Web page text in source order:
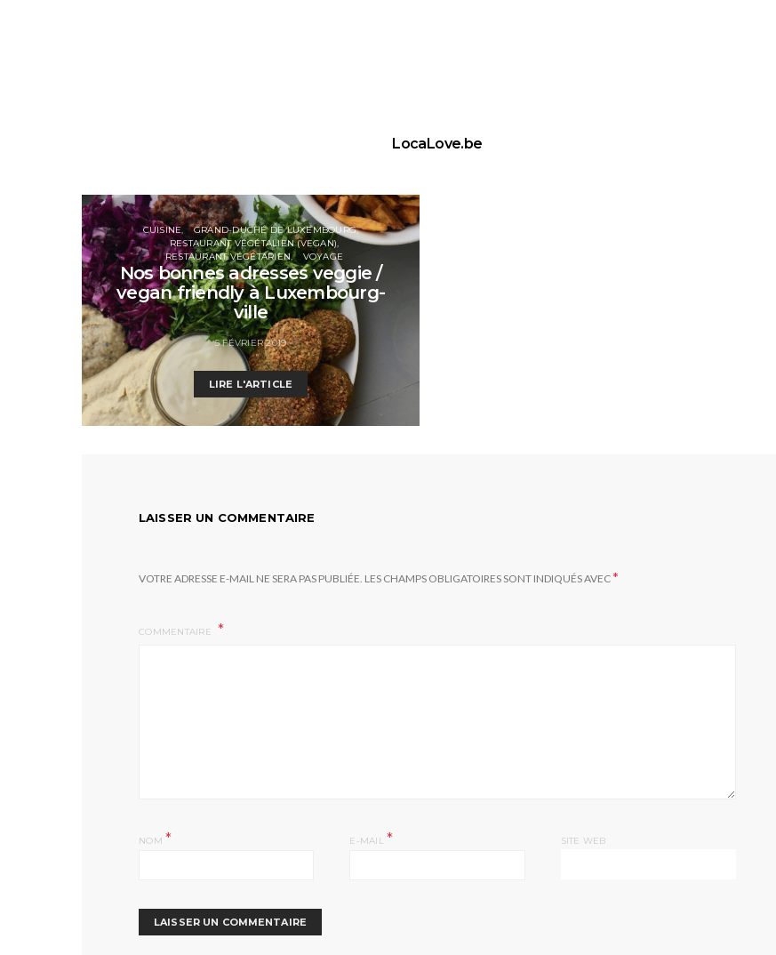
LocaLove.be
CUISINE
GRAND-DUCHÉ DE LUXEMBOURG
RESTAURANT VÉGÉTALIEN (VEGAN)
RESTAURANT VÉGÉTARIEN
VOYAGE
Nos bonnes adresses veggie /
vegan friendly à Luxembourg-
ville
5 FÉVRIER 2019
LIRE L'ARTICLE
LAISSER UN COMMENTAIRE
VOTRE ADRESSE E-MAIL NE SERA PAS PUBLIÉE. LES CHAMPS OBLIGATOIRES SONT INDIQUÉS AVEC*
COMMENTAIRE
NOM * E-MAIL* SITE WEB